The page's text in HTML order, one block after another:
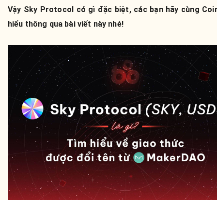
Vậy Sky Protocol có gì đặc biệt, các bạn hãy cùng
hiểu thông qua bài viết này nhé!